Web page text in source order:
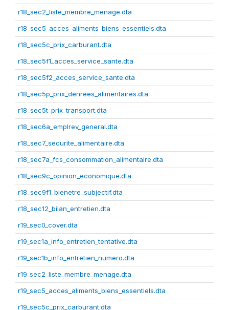
r18_sec2_liste_membre_menage.dta
r18_sec5_acces_aliments_biens_essentiels.dta
r18_sec5c_prix_carburant.dta
r18_sec5f1_acces_service_sante.dta
r18_sec5f2_acces_service_sante.dta
r18_sec5p_prix_denrees_alimentaires.dta
r18_sec5t_prix_transport.dta
r18_sec6a_emplrev_general.dta
r18_sec7_securite_alimentaire.dta
r18_sec7a_fcs_consommation_alimentaire.dta
r18_sec9c_opinion_economique.dta
r18_sec9f1_bienetre_subjectif.dta
r18_sec12_bilan_entretien.dta
r19_sec0_cover.dta
r19_sec1a_info_entretien_tentative.dta
r19_sec1b_info_entretien_numero.dta
r19_sec2_liste_membre_menage.dta
r19_sec5_acces_aliments_biens_essentiels.dta
r19_sec5c_prix_carburant.dta